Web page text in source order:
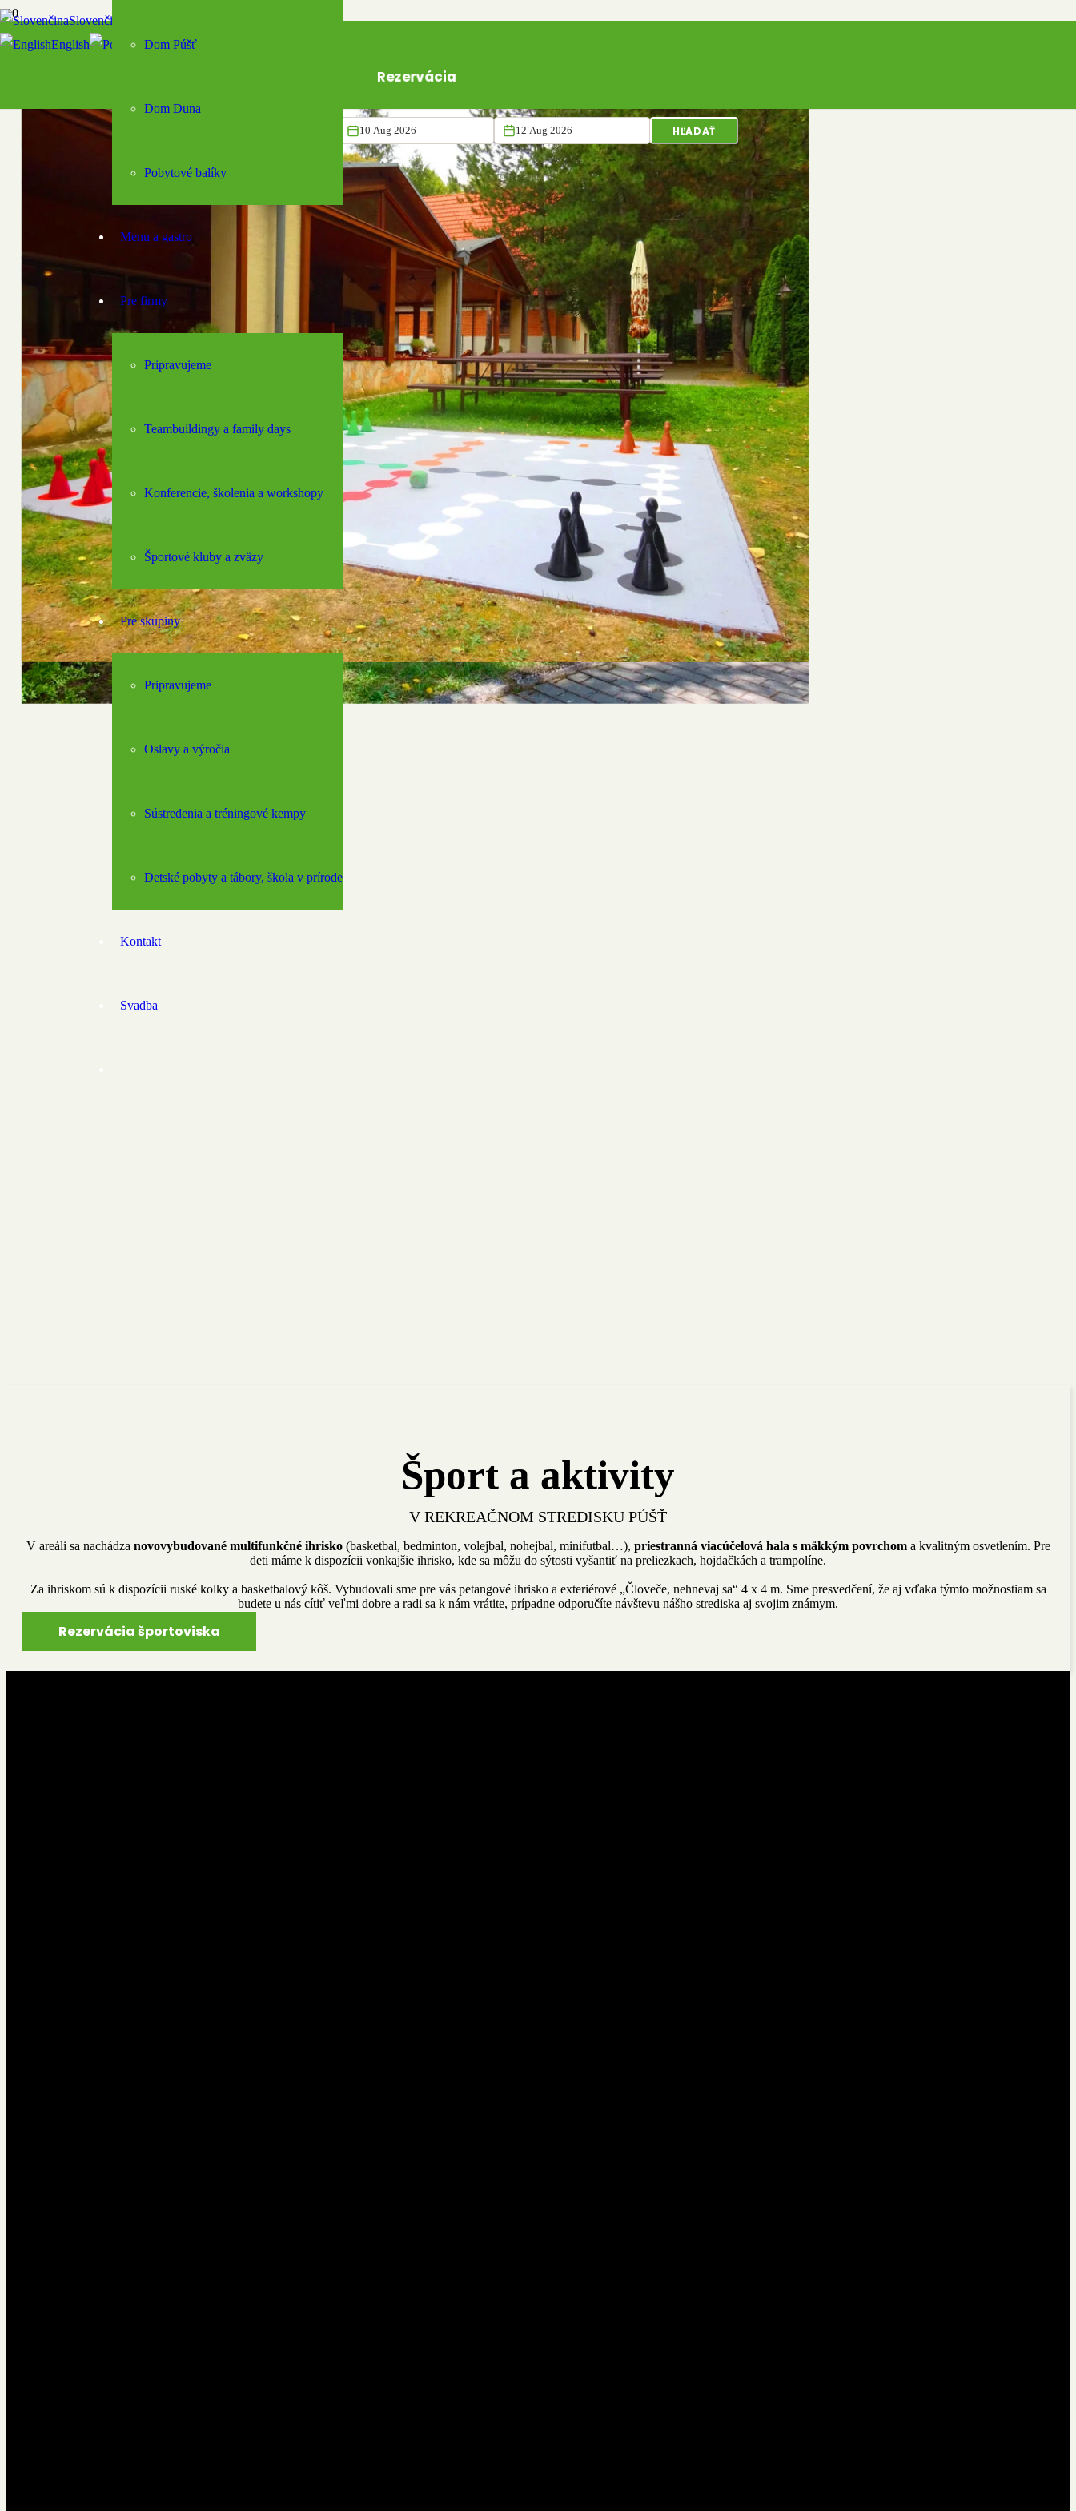
HĽADAŤ
Slovenčina
English
Polski
Dom Púšť
Dom Duna
Pobytové balíky
Menu a gastro
Pre firmy
Pripravujeme
Teambuildingy a family days
Konferencie, školenia a workshopy
Športové kluby a zväzy
Pre skupiny
Pripravujeme
Oslavy a výročia
Sústredenia a tréningové kempy
Detské pobyty a tábory, škola v prírode
Kontakt
Svadba
Rezervácia
Šport a aktivity
V REKREAČNOM STREDISKU PÚŠŤ
V areáli sa nachádza novovybudované multifunkčné ihrisko(basketbal, bedminton, volejbal, nohejbal, minifutbal…), priestranná viacúčelová hala s mäkkým povrchoma kvalitným osvetlením. Pre
deti máme k dispozícii vonkajšie ihrisko, kde sa môžu do sýtosti vyšantiť na preliezkach, hojdačkách a trampolíne.
Za ihriskom sú k dispozícii ruské kolky a basketbalový kôš. Vybudovali sme pre vás petangové ihrisko a exteriérové „Človeče, nehnevaj sa“ 4 x 4 m. Sme presvedčení, že aj vďaka týmto možnostiam sa
budete u nás cítiť veľmi dobre a radi sa k nám vrátite, prípadne odporučíte návštevu nášho strediska aj svojim známym.
Rezervácia športoviska